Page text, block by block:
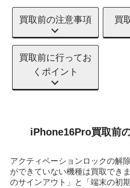
買取前の注意事項 買
買取前に行ってお
くポイント
iPhone16Pro買取前
アクティベーションロックの解
ができていない機種は買取できま
のサインアウト」と「端末の初